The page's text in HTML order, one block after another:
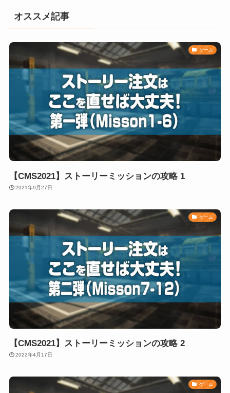
オススメ記事
ゲーム
【CMS2021】ストーリーミッションの攻略 1
2021年9月27日
ゲーム
【CMS2021】ストーリーミッションの攻略 2
2022年4月17日
ゲーム